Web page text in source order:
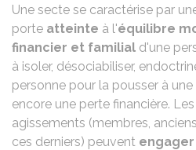
Une secte se caractérise par
porte atteinte à l'équilibre
financier et familial d'une
à isoler, désociabiliser,
personne pour la pousser à
encore une perte financière. Les
agissements (membres,
ces derniers) peuvent